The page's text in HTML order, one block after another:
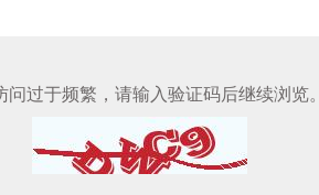
问过于频繁，请输入验证码后继续浏览。